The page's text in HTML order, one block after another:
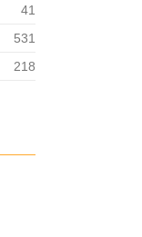
41
531
218